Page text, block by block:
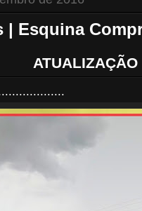
| Esquina
ATUALIZAÇÃO